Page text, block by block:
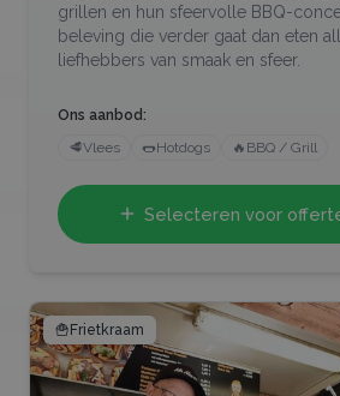
grillen en hun sfeervolle BBQ-
beleving die verder gaat dan eten
liefhebbers van smaak en sfeer.
Ons aanbod:
🥩Vlees 🌭Hotdogs 🔥 BBQ / Grill
Selecteren voor
🍟Frietkraam